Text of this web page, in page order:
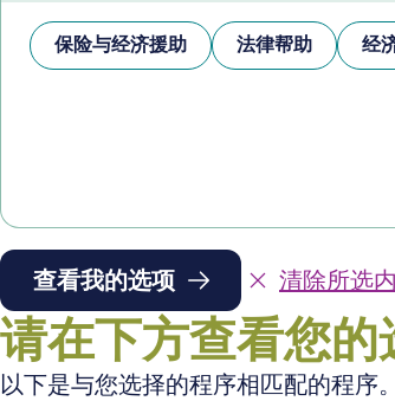
保险与经济援助 法律帮助 经
查看我的选项 清除所选
请在下方查看您的
以下是与您选择的程序相匹配的程序